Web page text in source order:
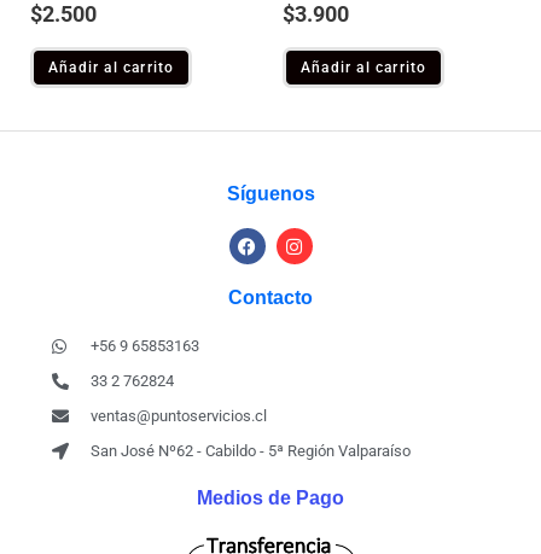
$2.500
Añadir al carrito
$3.900
Añadir al carrito
Síguenos
Contacto
+56 9 65853163
33 2 762824
ventas@puntoservicios.cl
San José Nº62 - Cabildo - 5ª Región Valparaíso
Medios de Pago